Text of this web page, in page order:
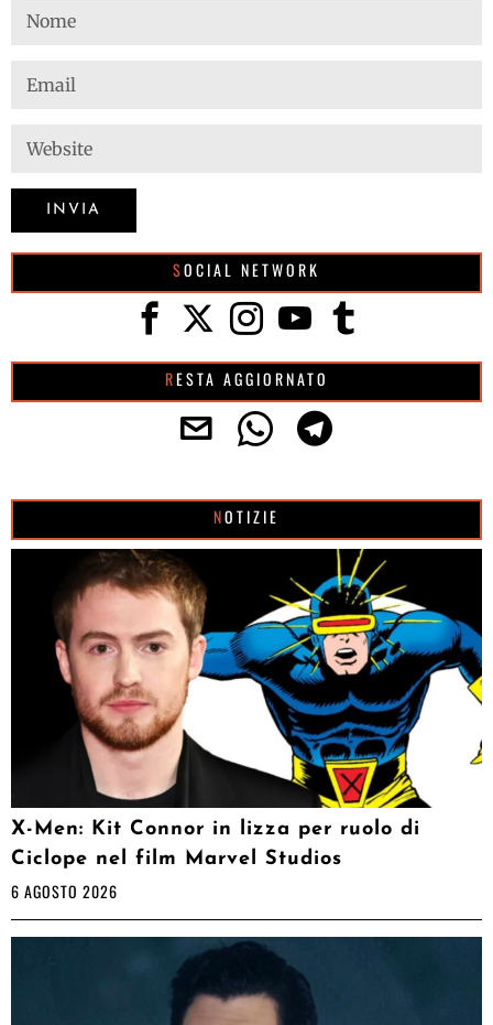
SOCIAL NETWORK
RESTA AGGIORNATO
NOTIZIE
X-Men: Kit Connor in lizza per ruolo di
Ciclope nel film Marvel Studios
6 AGOSTO 2026